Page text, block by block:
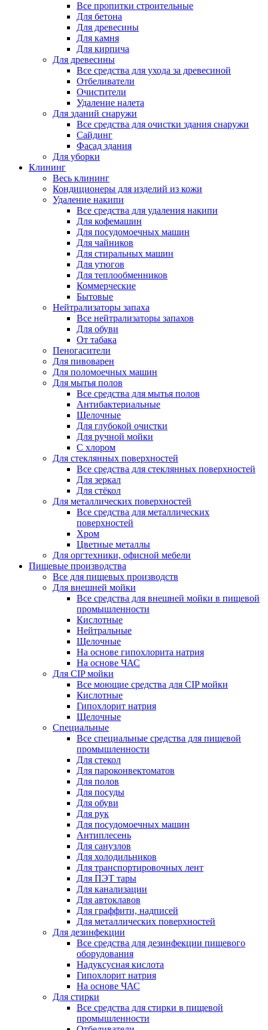
Все пропитки строительные
Для бетона
Для древесины
Для камня
Для кирпича
Для древесины
Все средства для ухода за древесиной
Отбеливатели
Очистители
Удаление налета
Для зданий снаружи
Все средства для очистки здания снаружи
Сайдинг
Фасад здания
Для уборки
Клининг
Весь клининг
Кондиционеры для изделий из кожи
Удаление накипи
Все средства для удаления накипи
Для кофемашин
Для посудомоечных машин
Для чайников
Для стиральных машин
Для утюгов
Для теплообменников
Коммерческие
Бытовые
Нейтрализаторы запаха
Все нейтрализаторы запахов
Для обуви
От табака
Пеногасители
Для пивоварен
Для поломоечных машин
Для мытья полов
Все средства для мытья полов
Антибактериальные
Щелочные
Для глубокой очистки
Для ручной мойки
С хлором
Для стеклянных поверхностей
Все средства для стеклянных поверхностей
Для зеркал
Для стёкол
Для металлических поверхностей
Все средства для металлических
поверхностей
Хром
Цветные металлы
Для оргтехники, офисной мебели
Пищевые производства
Все для пищевых производств
Для внешней мойки
Все средства для внешней мойки в пищевой
промышленности
Кислотные
Нейтральные
Щелочные
На основе гипохлорита натрия
На основе ЧАС
Для CIP мойки
Все моющие средства для CIP мойки
Кислотные
Гипохлорит натрия
Щелочные
Специальные
Все специальные средства для пищевой
промышленности
Для стекол
Для пароконвектоматов
Для полов
Для посуды
Для обуви
Для рук
Для посудомоечных машин
Антиплесень
Для санузлов
Для холодильников
Для транспортировочных лент
Для ПЭТ тары
Для канализации
Для автоклавов
Для граффити, надписей
Для металлических поверхностей
Для дезинфекции
Все средства для дезинфекции пищевого
оборудования
Надуксусная кислота
Гипохлорит натрия
На основе ЧАС
Для стирки
Все средства для стирки в пищевой
промышленности